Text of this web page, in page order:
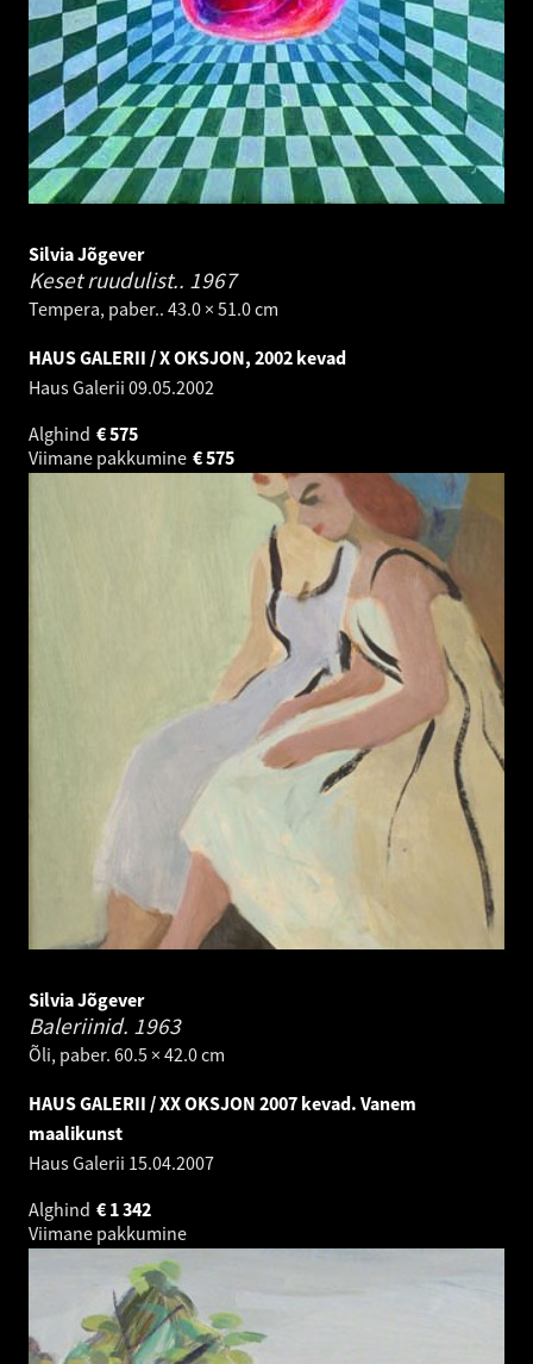
Silvia Jõgever
Keset ruudulist.. 1967
Tempera, paber.. 43.0 × 51.0 cm
HAUS GALERII / X OKSJON, 2002 kevad
Haus Galerii 09.05.2002
Alghind
575
€
Viimane pakkumine
575
€
Silvia Jõgever
Baleriinid. 1963
Õli, paber. 60.5 × 42.0 cm
HAUS GALERII / XX OKSJON 2007 kevad. Vanem
maalikunst
Haus Galerii 15.04.2007
Alghind
1 342
€
Viimane pakkumine